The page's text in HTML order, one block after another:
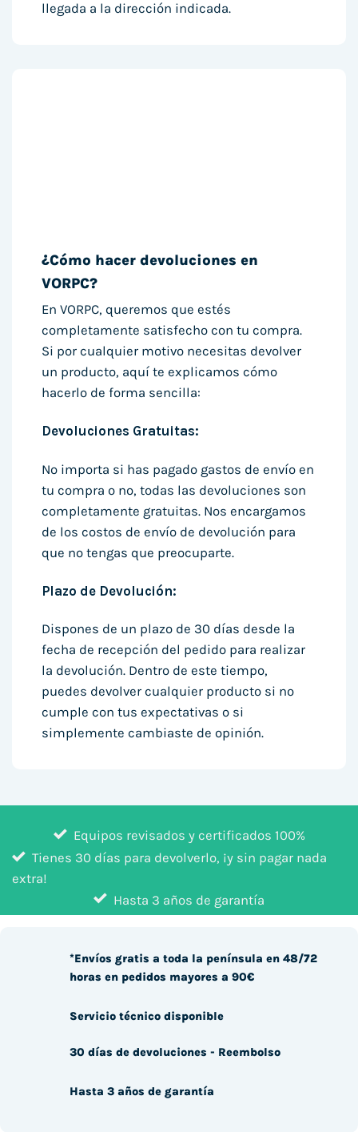
llegada a la dirección indicada.
¿Cómo hacer devoluciones en
VORPC?
En VORPC, queremos que estés
completamente satisfecho con tu compra.
Si por cualquier motivo necesitas devolver
un producto, aquí te explicamos cómo
hacerlo de forma sencilla:
Devoluciones Gratuitas:
No importa si has pagado gastos de envío en
tu compra o no, todas las devoluciones son
completamente gratuitas. Nos encargamos
de los costos de envío de devolución para
que no tengas que preocuparte.
Plazo de Devolución:
Dispones de un plazo de 30 días desde la
fecha de recepción del pedido para realizar
la devolución. Dentro de este tiempo,
puedes devolver cualquier producto si no
cumple con tus expectativas o si
simplemente cambiaste de opinión.
Equipos revisados y certificados 100%
Tienes 30 días para devolverlo, ¡y sin pagar nada
extra!
Hasta 3 años de garantía
*Envíos gratis a toda la península en 48/72
horas en pedidos mayores a 90€
Servicio técnico disponible
30 días de devoluciones - Reembolso
Hasta 3 años de garantía